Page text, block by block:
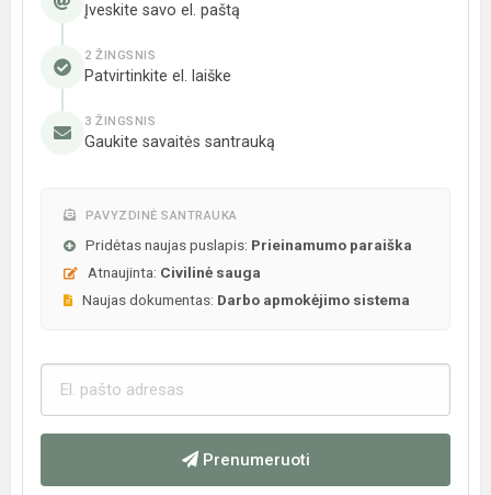
Įveskite savo el. paštą
2 ŽINGSNIS
Patvirtinkite el. laiške
3 ŽINGSNIS
Gaukite savaitės santrauką
PAVYZDINĖ SANTRAUKA
Pridėtas naujas puslapis: Prieinamumo paraiška
Atnaujinta: Civilinė sauga
Naujas dokumentas: Darbo apmokėjimo sistema
Prenumeruoti